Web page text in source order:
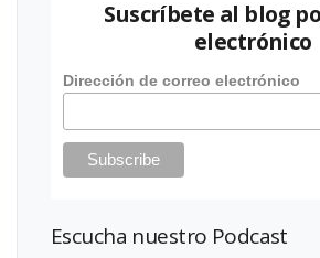
Suscríbete al blog
electrónico
Dirección de correo electrónico
Escucha nuestro Podcast